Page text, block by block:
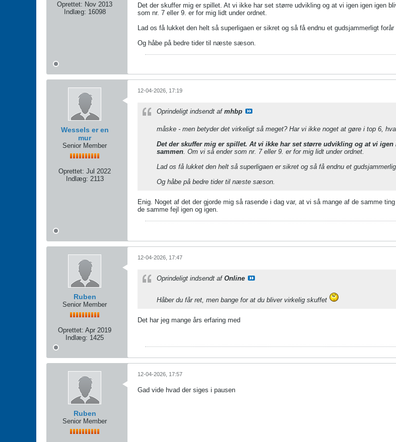
Oprettet: Nov 2013
Indlæg: 16098
Det der skuffer mig er spillet. At vi ikke har set større udvikling og at vi igen igen igen
som nr. 7 eller 9. er for mig lidt under ordnet.
Lad os få lukket den helt så superligaen er sikret og så få endnu et gudsjammerligt forår
Og håbe på bedre tider til næste sæson.
Wessels er en
mur
Senior Member
Oprettet: Jul 2022
Indlæg: 2113
12-04-2026, 17:19
Oprindeligt indsendt af mhbp
måske - men betyder det virkeligt så meget? Har vi ikke noget at gøre i top 6,
Det der skuffer mig er spillet. At vi ikke har set større udvikling og at vi
sammen. Om vi så ender som nr. 7 eller 9. er for mig lidt under ordnet.
Lad os få lukket den helt så superligaen er sikret og så få endnu et
Og håbe på bedre tider til næste sæson.
Enig. Noget af det der gjorde mig så rasende i dag var, at vi så mange af de samme
de samme fejl igen og igen.
Ruben
Senior Member
Oprettet: Apr 2019
Indlæg: 1425
12-04-2026, 17:47
Oprindeligt indsendt af Online
Håber du får ret, men bange for at du bliver virkelig skuffet
Det har jeg mange års erfaring med
Ruben
Senior Member
12-04-2026, 17:57
Gad vide hvad der siges i pausen